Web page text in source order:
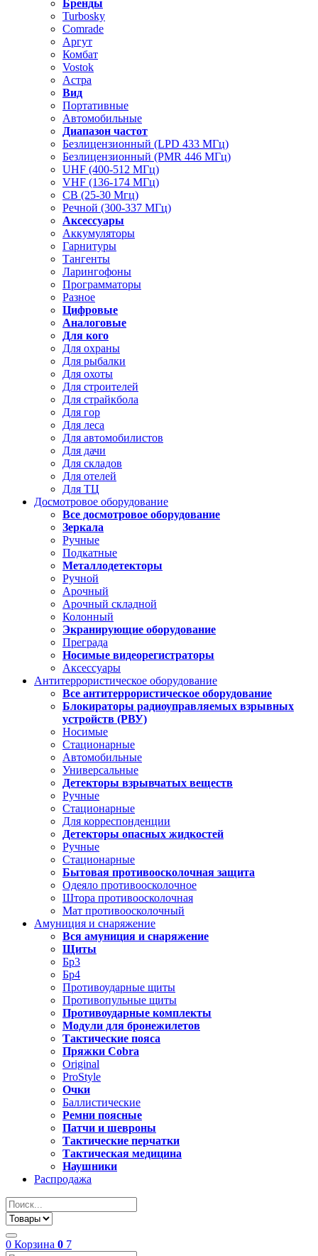
Бренды
Turbosky
Comrade
Аргут
Комбат
Vostok
Астра
Вид
Портативные
Автомобильные
Диапазон частот
Безлицензионный (LPD 433 МГц)
Безлицензионный (PMR 446 МГц)
UHF (400-512 МГц)
VHF (136-174 МГц)
CB (25-30 Мгц)
Речной (300-337 МГц)
Аксессуары
Аккумуляторы
Гарнитуры
Тангенты
Ларингофоны
Программаторы
Разное
Цифровые
Аналоговые
Для кого
Для охраны
Для рыбалки
Для охоты
Для строителей
Для страйкбола
Для гор
Для леса
Для автомобилистов
Для дачи
Для складов
Для отелей
Для ТЦ
Досмотровое оборудование
Все досмотровое оборудование
Зеркала
Ручные
Подкатные
Металлодетекторы
Ручной
Арочный
Арочный складной
Колонный
Экранирующие оборудование
Преграда
Носимые видеорегистраторы
Аксессуары
Антитеррористическое оборудование
Все антитеррористическое оборудование
Блокираторы радиоуправляемых взрывных
устройств (РВУ)
Носимые
Стационарные
Автомобильные
Универсальные
Детекторы взрывчатых веществ
Ручные
Стационарные
Для корреспонденции
Детекторы опасных жидкостей
Ручные
Стационарные
Бытовая противоосколочная защита
Одеяло противоосколочное
Штора противоосколочная
Мат противоосколочный
Амуниция и снаряжение
Вся амуниция и снаряжение
Щиты
Бр3
Бр4
Противоударные щиты
Противопульные щиты
Противоударные комплекты
Модули для бронежилетов
Тактические пояса
Пряжки Cobra
Original
ProStyle
Очки
Баллистические
Ремни поясные
Патчи и шевроны
Тактические перчатки
Тактическая медицина
Наушники
Распродажа
0 Корзина 0 7